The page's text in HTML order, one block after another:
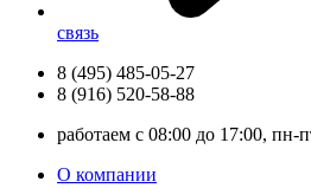
связь
8 (495) 485-05-27
8 (916) 520-58-88
работаем с 08:00 до 17:00, пн-
О компании